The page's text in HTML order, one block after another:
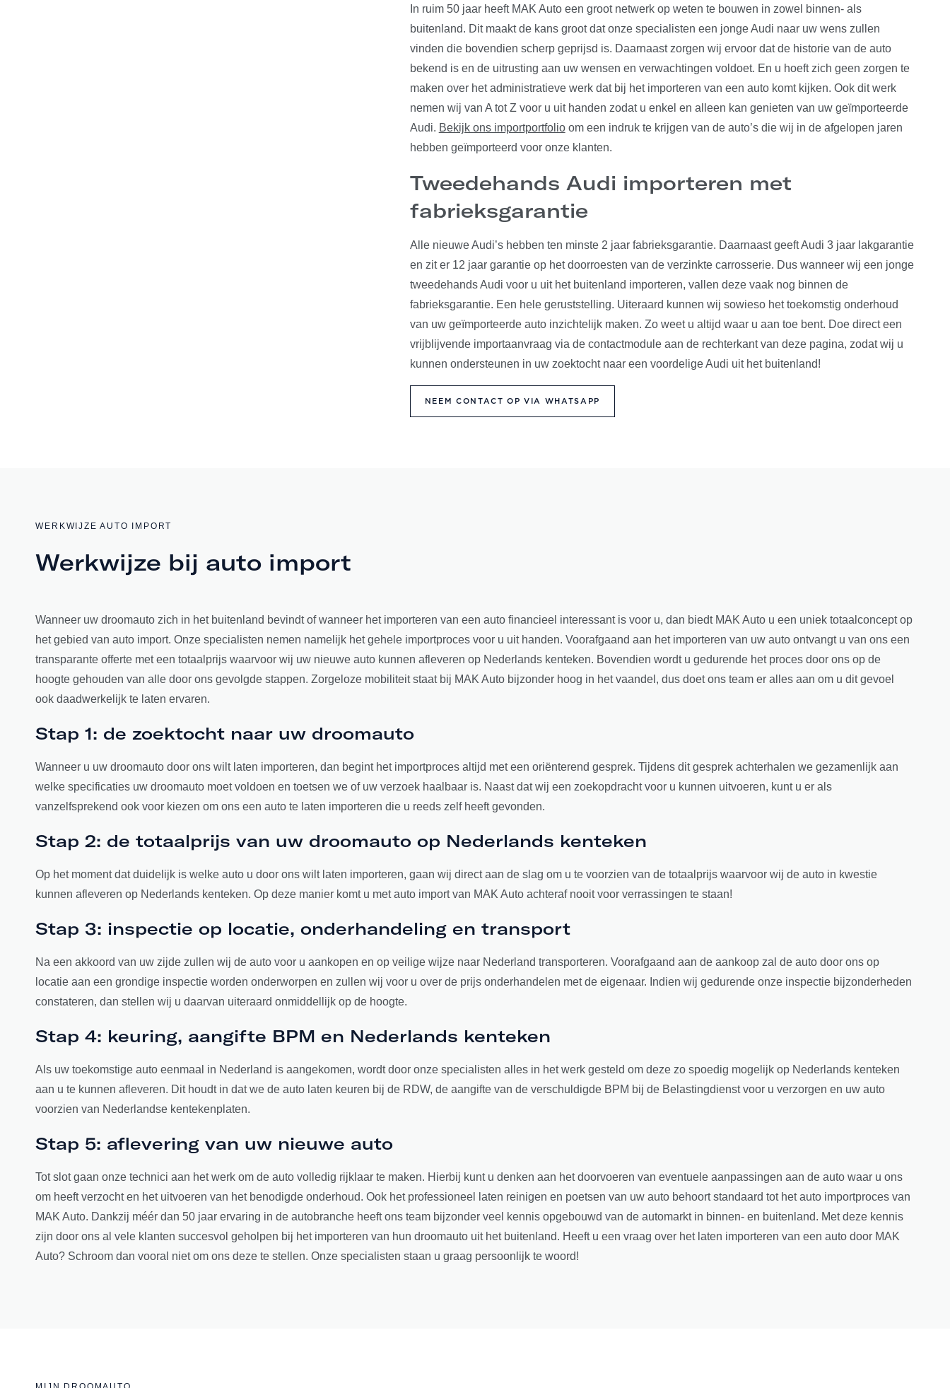
In ruim 50 jaar heeft MAK Auto een groot netwerk op weten te bouwen in zowel binnen- als
buitenland. Dit maakt de kans groot dat onze specialisten een jonge Audi naar uw wens zullen
vinden die bovendien scherp geprijsd is. Daarnaast zorgen wij ervoor dat de historie van de auto
bekend is en de uitrusting aan uw wensen en verwachtingen voldoet. En u hoeft zich geen zorgen te
maken over het administratieve werk dat bij het importeren van een auto komt kijken. Ook dit werk
nemen wij van A tot Z voor u uit handen zodat u enkel en alleen kan genieten van uw geïmporteerde
Audi. Bekijk ons importportfolioom een indruk te krijgen van de auto’s die wij in de afgelopen jaren
hebben geïmporteerd voor onze klanten.
Tweedehands Audi importeren met
fabrieksgarantie
Alle nieuwe Audi’s hebben ten minste 2 jaar fabrieksgarantie. Daarnaast geeft Audi 3 jaar lakgarantie
en zit er 12 jaar garantie op het doorroesten van de verzinkte carrosserie. Dus wanneer wij een jonge
tweedehands Audi voor u uit het buitenland importeren, vallen deze vaak nog binnen de
fabrieksgarantie. Een hele geruststelling. Uiteraard kunnen wij sowieso het toekomstig onderhoud
van uw geïmporteerde auto inzichtelijk maken. Zo weet u altijd waar u aan toe bent. Doe direct een
vrijblijvende importaanvraag via de contactmodule aan de rechterkant van deze pagina, zodat wij u
kunnen ondersteunen in uw zoektocht naar een voordelige Audi uit het buitenland!
NEEM CONTACT OP VIA WHATSAPP
WERKWIJZE AUTO IMPORT
Werkwijze bij auto import
Wanneer uw droomauto zich in het buitenland bevindt of wanneer het importeren van een auto financieel interessant is voor u, dan biedt MAK Auto u een uniek totaalconcept op
het gebied van auto import. Onze specialisten nemen namelijk het gehele importproces voor u uit handen. Voorafgaand aan het importeren van uw auto ontvangt u van ons een
transparante offerte met een totaalprijs waarvoor wij uw nieuwe auto kunnen afleveren op Nederlands kenteken. Bovendien wordt u gedurende het proces door ons op de
hoogte gehouden van alle door ons gevolgde stappen. Zorgeloze mobiliteit staat bij MAK Auto bijzonder hoog in het vaandel, dus doet ons team er alles aan om u dit gevoel
ook daadwerkelijk te laten ervaren.
Stap 1: de zoektocht naar uw droomauto
Wanneer u uw droomauto door ons wilt laten importeren, dan begint het importproces altijd met een oriënterend gesprek. Tijdens dit gesprek achterhalen we gezamenlijk aan
welke specificaties uw droomauto moet voldoen en toetsen we of uw verzoek haalbaar is. Naast dat wij een zoekopdracht voor u kunnen uitvoeren, kunt u er als
vanzelfsprekend ook voor kiezen om ons een auto te laten importeren die u reeds zelf heeft gevonden.
Stap 2: de totaalprijs van uw droomauto op Nederlands kenteken
Op het moment dat duidelijk is welke auto u door ons wilt laten importeren, gaan wij direct aan de slag om u te voorzien van de totaalprijs waarvoor wij de auto in kwestie
kunnen afleveren op Nederlands kenteken. Op deze manier komt u met auto import van MAK Auto achteraf nooit voor verrassingen te staan!
Stap 3: inspectie op locatie, onderhandeling en transport
Na een akkoord van uw zijde zullen wij de auto voor u aankopen en op veilige wijze naar Nederland transporteren. Voorafgaand aan de aankoop zal de auto door ons op
locatie aan een grondige inspectie worden onderworpen en zullen wij voor u over de prijs onderhandelen met de eigenaar. Indien wij gedurende onze inspectie bijzonderheden
constateren, dan stellen wij u daarvan uiteraard onmiddellijk op de hoogte.
Stap 4: keuring, aangifte BPM en Nederlands kenteken
Als uw toekomstige auto eenmaal in Nederland is aangekomen, wordt door onze specialisten alles in het werk gesteld om deze zo spoedig mogelijk op Nederlands kenteken
aan u te kunnen afleveren. Dit houdt in dat we de auto laten keuren bij de RDW, de aangifte van de verschuldigde BPM bij de Belastingdienst voor u verzorgen en uw auto
voorzien van Nederlandse kentekenplaten.
Stap 5: aflevering van uw nieuwe auto
Tot slot gaan onze technici aan het werk om de auto volledig rijklaar te maken. Hierbij kunt u denken aan het doorvoeren van eventuele aanpassingen aan de auto waar u ons
om heeft verzocht en het uitvoeren van het benodigde onderhoud. Ook het professioneel laten reinigen en poetsen van uw auto behoort standaard tot het auto importproces van
MAK Auto. Dankzij méér dan 50 jaar ervaring in de autobranche heeft ons team bijzonder veel kennis opgebouwd van de automarkt in binnen- en buitenland. Met deze kennis
zijn door ons al vele klanten succesvol geholpen bij het importeren van hun droomauto uit het buitenland. Heeft u een vraag over het laten importeren van een auto door MAK
Auto? Schroom dan vooral niet om ons deze te stellen. Onze specialisten staan u graag persoonlijk te woord!